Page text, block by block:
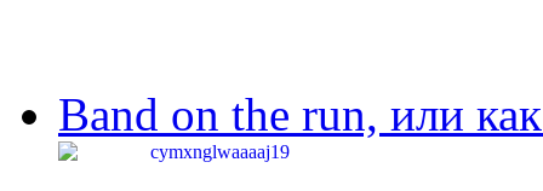
Band on the run, или